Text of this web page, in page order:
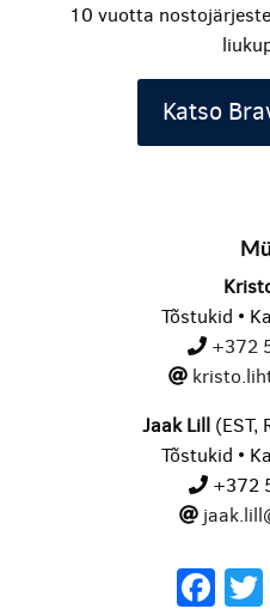
10 vuotta
Katso
Tõstukid •
+372
Jaak Lill(EST,
Tõstukid •
+372